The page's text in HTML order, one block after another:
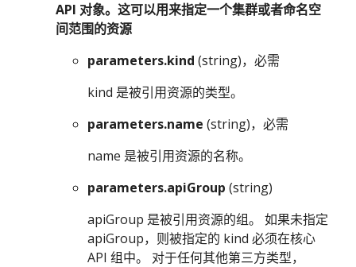
API 对象。这可以用来指定一个集群或者命名空
间范围的资源
parameters.kind (string)，必需
kind 是被引用资源的类型。
parameters.name (string)，必需
name 是被引用资源的名称。
parameters.apiGroup (string)
apiGroup 是被引用资源的组。 如果未指定
apiGroup，则被指定的 kind 必须在核心
API 组中。 对于任何其他第三方类型，